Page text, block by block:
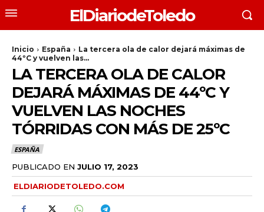
ElDiariodeToledo
Inicio España
La tercera ola de calor dejará máximas de
44ºC y vuelven las...
LA TERCERA OLA DE CALOR
DEJARÁ MÁXIMAS DE 44ºC Y
VUELVEN LAS NOCHES
TÓRRIDAS CON MÁS DE 25ºC
ESPAÑA
PUBLICADO EN JULIO 17, 2023
ELDIARIODETOLEDO.COM